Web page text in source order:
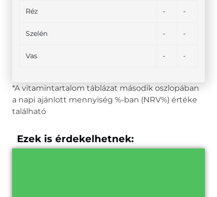
Réz - -
Szelén - -
Vas - -
*A vitamintartalom táblázat második oszlopában
a napi ajánlott mennyiség %-ban (NRV%) értéke
található
Ezek is érdekelhetnek: